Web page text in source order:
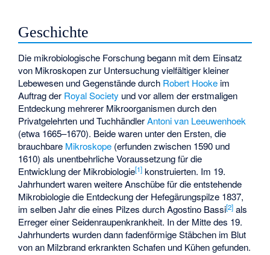
Geschichte
Die mikrobiologische Forschung begann mit dem Einsatz
von Mikroskopen zur Untersuchung vielfältiger kleiner
Lebewesen und Gegenstände durch Robert Hooke im
Auftrag der Royal Society und vor allem der erstmaligen
Entdeckung mehrerer Mikroorganismen durch den
Privatgelehrten und TuchhändlerAntoni van Leeuwenhoek
(etwa 1665–1670). Beide waren unter den Ersten, die
brauchbare Mikroskope (erfunden zwischen 1590 und
1610) als unentbehrliche Voraussetzung für die
Entwicklung der Mikrobiologie[1] konstruierten. Im 19.
Jahrhundert waren weitere Anschübe für die entstehende
Mikrobiologie die Entdeckung der Hefegärungspilze 1837,
im selben Jahr die eines Pilzes durchAgostino Bassi[2] als
Erreger einer Seidenraupenkrankheit. In der Mitte des 19.
Jahrhunderts wurden dann fadenförmige Stäbchen im Blut
von an Milzbrand erkrankten Schafen und Kühen gefunden.